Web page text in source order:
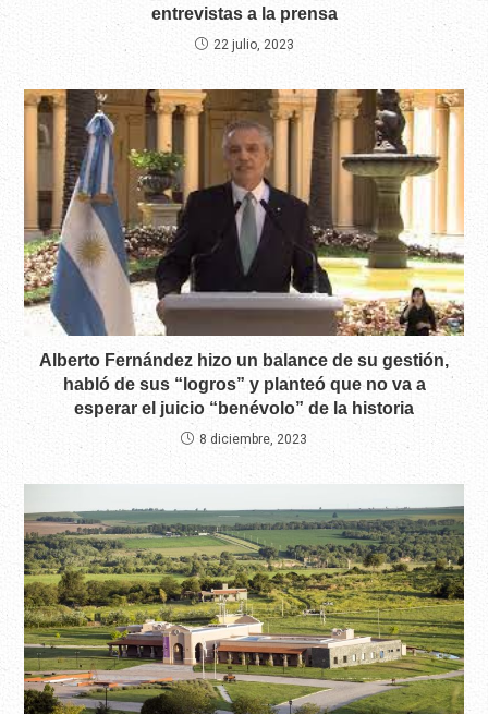
entrevistas a la prensa
22 julio, 2023
Alberto Fernández hizo un balance de su gestión,
habló de sus “logros” y planteó que no va a
esperar el juicio “benévolo” de la historia
8 diciembre, 2023